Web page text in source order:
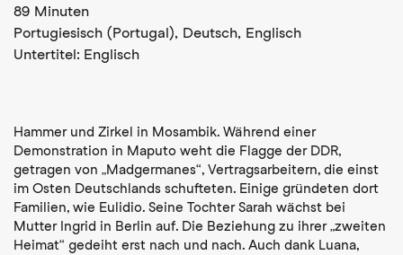
89 Minuten
Portugiesisch (Portugal), Deutsch, Englisch
Untertitel: Englisch
Hammer und Zirkel in Mosambik. Während einer
Demonstration in Maputo weht die Flagge der DDR,
getragen von „Madgermanes“, Vertragsarbeitern, die einst
im Osten Deutschlands schufteten. Einige gründeten dort
Familien, wie Eulidio. Seine Tochter Sarah wächst bei
Mutter Ingrid in Berlin auf. Die Beziehung zu ihrer „zweiten
Heimat“ gedeiht erst nach und nach. Auch dank Luana,